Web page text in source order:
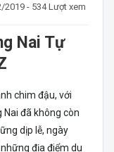
2019 - 534 Lượt xem
Nai Tự
chim đậu, với
đã không còn
dịp lễ, ngày
địa điểm du